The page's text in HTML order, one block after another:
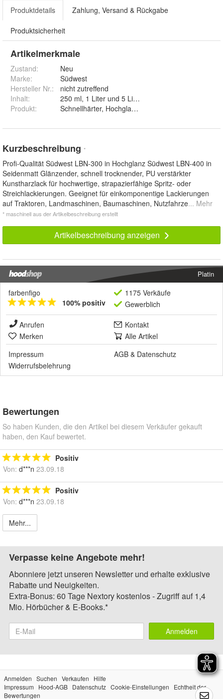
Produktdetails Zahlung, Versand & Rückgabe
Produktsicherheit
Artikelmerkmale
Zustand:
Neu
Marke:
Südwest
Hersteller Nr.:
nicht zutreffend
Inhalt:
250 ml, 1 Liter und 5 Liter
Produkt:
Kurzbeschreibung *
Profi-Qualität Südwest LBN-300 in Hochglanz Südwest LBN-400 in
Seidenmatt Glänzender, schnell trocknender, PU verstärkter
Kunstharzlack für hochwertige, strapazierfähige Spritz- oder
Streichlackierungen. Geeignet für einkomponentige Lackierungen
auf Traktoren, Landmaschinen, Baumaschinen, Nutzfahrze... Mehr
* maschinell aus der Artikelbeschreibung erstellt
Artikelbeschreibung anzeigen
Platin
farbenfigo
100% positiv
1175 Verkäufe
Gewerblich
Anrufen
Kontakt
Merken
Alle Artikel
Impressum
AGB & Datenschutz
Widerrufsbelehrung
Bewertungen
So haben Kunden, die den Artikel bei diesem Verkäufer gekauft
haben, den Kauf bewertet.
Positiv
Von: d***n 23.09.18
Positiv
Von: d***n 23.09.18
Mehr...
Verpasse keine Angebote mehr!
Abonniere jetzt unseren Newsletter und erhalte exklusive
Rabatte und Neuigkeiten.
Extra-Bonus: 60 Tage Nextory kostenlos - Zugriff auf 1,4
Mio. Hörbücher & E-Books.*
Anmelden
Anmelden Suchen Verkaufen
Hilfe
Impressum
Hood-AGB Datenschutz Cookie-Einstellungen
Echtheit der
Bewertungen